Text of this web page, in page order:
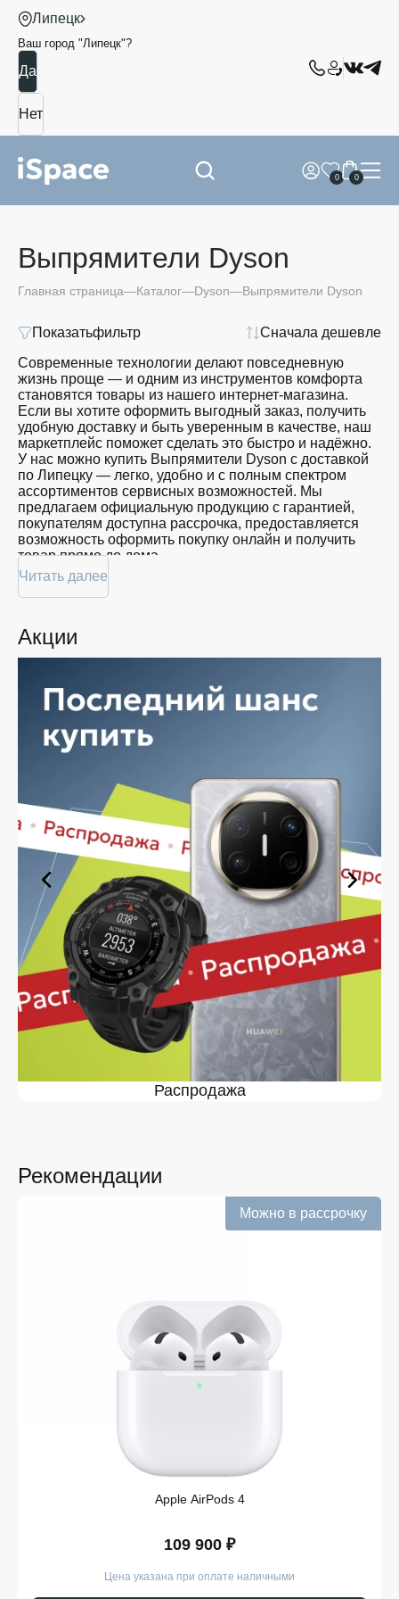
Липецк
Ваш город "Липецк"?
0 0
Выпрямители Dyson
Главная страница Каталог Dyson Выпрямители Dyson
Показатьфильтр
Сначала дешевле
Современные технологии делают повседневную
жизнь проще — и одним из инструментов комфорта
становятся товары из нашего интернет-магазина.
Если вы хотите оформить выгодный заказ, получить
удобную доставку и быть уверенным в качестве, наш
маркетплейс поможет сделать это быстро и надёжно.
У нас можно купить Выпрямители Dyson с доставкой
по Липецку — легко, удобно и с полным спектром
ассортиментов сервисных возможностей. Мы
предлагаем официальную продукцию с гарантией,
покупателям доступна рассрочка, предоставляется
возможность оформить покупку онлайн и получить
товар прямо до дома.
Покупателям доступна покупка Выпрямители Dyson
по привлекательной цене: мы регулярно обновляем
предоставляем большой выбор продукции. В нашем
магазине в Липецке вы всегда найдёте нужный
быстро — независимо от объема, с возможностью
выполнить бесплатную доставку.
Планируете покупку в рассрочку? У нас есть такая
услуга. Мы предлагаем удобные условия оплаты,
выберите нужную позицию, добавьте в корзину и
оформите заявку — купить Выпрямители Dyson в
Липецке вы сможете в кратчайшие сроки.
Ассортимент Выпрямители
Dyson в магазине iSpace в
Липецке
На нашей торговой платформе представлен широкий
выбор продукции. Среди ассортимента, как новинки
рынка, так и проверенные временем модели. Каждый
продукт в каталоге соответствует стандартам
качества. Вы можете выбрать и заказать
Выпрямители Dyson в Липецке в удобной
конфигурации и с доступной ценой.
Мы постоянно обновляем ассортимент, отслеживаем
наличие, поддерживаем актуальность информации,
касающейся цен и наличия. Благодаря этому клиенты
следим за новинками рынка и оперативно
добавляем их в каталог.
Подтверждённое наличие на складе.
Информация о наличии обновляется в режиме
соответствуют итоговой сумме при оформлении
Удобная оплата с возможностью оформлять
покупки по всем ассортиментам с рассрочкой.
При необходимости можно уточнить детали по
служба работает ежедневно и доставляет заказы
по всему ассортименту магазина в кратчайшие
получите именно тот продукт, который был указан в
официальной гарантией.
Читать далее
Акции
Распродажа
Рекомендации
Можно в рассрочку
Apple AirPods 4
109 900 ₽
Цена указана при оплате наличными